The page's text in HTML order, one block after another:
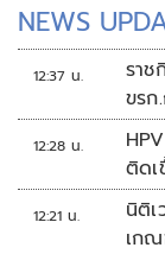
NEWS
12:37 น.
รา
ขรก
12:28 น.
ติด
12:21 น.
นิติเ
เก